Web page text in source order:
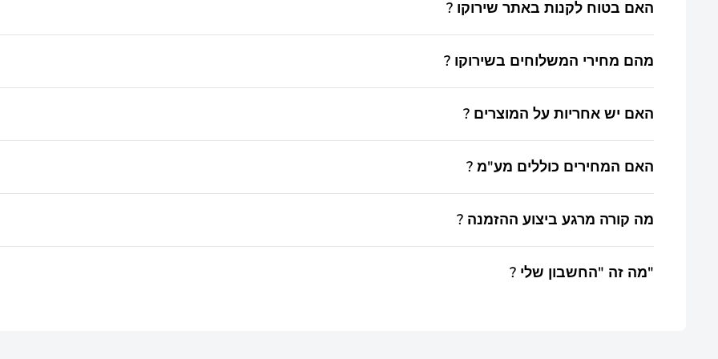
? האם בטוח לקנות באתר שירוקו
ברשותנו כל מידע כחוק.
? מהם מחירי המשלוחים בשירוקו
39 ₪.
? האם יש אחריות על המוצרים
? האם המחירים כוללים מע"מ
? מה קורה מרגע ביצוע ההזמנה
? מה זה "החשבון שלי"